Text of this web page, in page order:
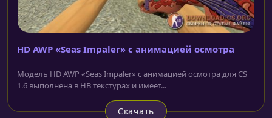
HD AWP «Seas Impaler» с анимацией осмотра
Модель HD AWP «Seas Impaler» с анимацией осмотра для CS
1.6 выполнена в HВ текстурах и имеет...
Скачать